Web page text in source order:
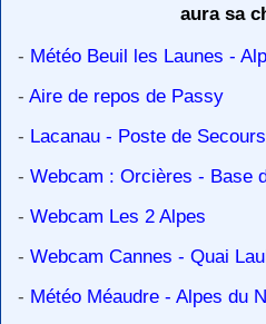
aura sa
- Météo Beuil les Launes -
- Aire de repos de Passy
- Lacanau - Poste de
- Webcam : Orcières - Base
- Webcam Les 2 Alpes
- Webcam Cannes - Quai
- Météo Méaudre - Alpes du